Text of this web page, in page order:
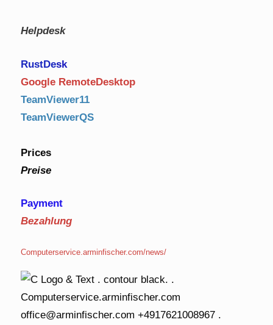
Helpdesk
RustDesk
Google RemoteDesktop
TeamViewer11
TeamViewerQS
Prices
Preise
Payment
Bezahlung
Computerservice.arminfischer.com/news/